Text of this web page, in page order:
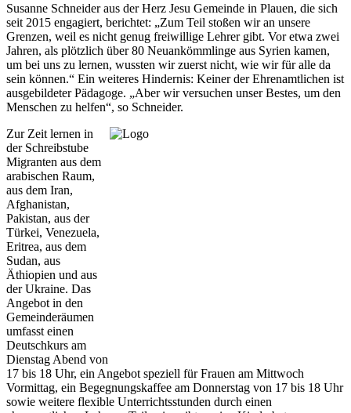
Susanne Schneider aus der Herz Jesu Gemeinde in Plauen, die sich
seit 2015 engagiert, berichtet: „Zum Teil stoßen wir an unsere
Grenzen, weil es nicht genug freiwillige Lehrer gibt. Vor etwa zwei
Jahren, als plötzlich über 80 Neuankömmlinge aus Syrien kamen,
um bei uns zu lernen, wussten wir zuerst nicht, wie wir für alle da
sein können.“ Ein weiteres Hindernis: Keiner der Ehrenamtlichen ist
ausgebildeter Pädagoge. „Aber wir versuchen unser Bestes, um den
Menschen zu helfen“, so Schneider.
Zur Zeit lernen in
der Schreibstube
Migranten aus dem
arabischen Raum,
aus dem Iran,
Afghanistan,
Pakistan, aus der
Türkei, Venezuela,
Eritrea, aus dem
Sudan, aus
Äthiopien und aus
der Ukraine. Das
Angebot in den
Gemeinderäumen
umfasst einen
Deutschkurs am
Dienstag Abend von
17 bis 18 Uhr, ein Angebot speziell für Frauen am Mittwoch
Vormittag, ein Begegnungskaffee am Donnerstag von 17 bis 18 Uhr
sowie weitere flexible Unterrichtsstunden durch einen